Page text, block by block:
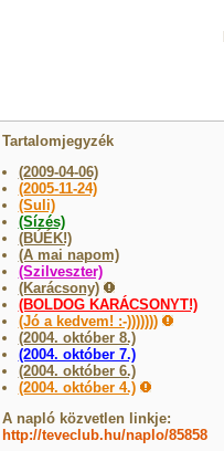
Tartalomjegyzék
(2009-04-06)
(2005-11-24)
(Suli)
(Sízés)
(BÚÉK!)
(A mai napom)
(Szilveszter)
(Karácsony)
(BOLDOG KARÁCSONYT!)
(Jó a kedvem! :-)))))))
(2004. október 8.)
(2004. október 7.)
(2004. október 6.)
(2004. október 4.)
A napló közvetlen linkje:
http://teveclub.hu/naplo/85858